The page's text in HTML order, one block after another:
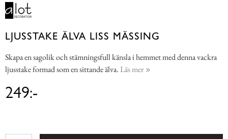
LJUSSTAKE ÄLVA LISS MÄSSING
Skapa en sagolik och stämningsfull känsla i hemmet med denna vackra
ljusstake formad som en sittande älva. Läs mer
249:-